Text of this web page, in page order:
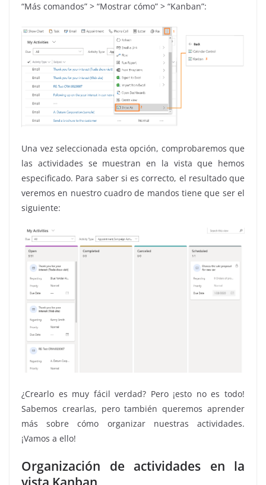
“Más comandos” > “Mostrar cómo” > “Kanban”:
Una vez seleccionada esta opción, comprobaremos que
las actividades se muestran en la vista que hemos
especificado. Para saber si es correcto, el resultado que
veremos en nuestro cuadro de mandos tiene que ser el
siguiente:
¿Crearlo es muy fácil verdad? Pero ¡esto no es todo!
Sabemos crearlas, pero también queremos aprender
más sobre cómo organizar nuestras actividades.
¡Vamos a ello!
Organización de actividades en la